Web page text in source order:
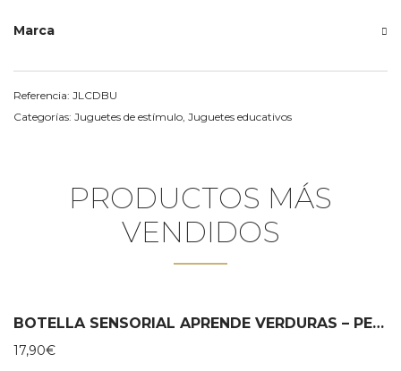
Marca
Referencia: JLCDBU
Categorías: Juguetes de estímulo Juguetes educativos
PRODUCTOS MÁS
VENDIDOS
BOTELLA SENSORIAL APRENDE VERDURAS – PETIT BOUM
17,90€